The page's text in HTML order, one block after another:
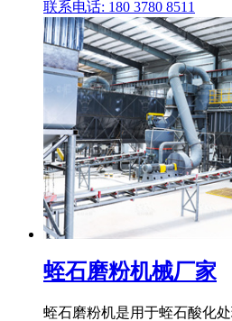
联系电话: 180 3780 8511
蛭石磨粉机械厂家
蛭石磨粉机是用于蛭石酸化